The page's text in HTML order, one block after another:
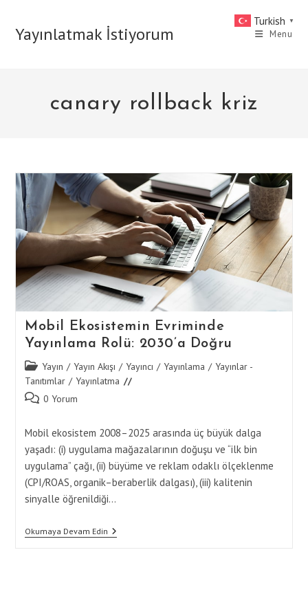
contentYayınlatmak İstiyorum Menu
canary rollback kriz
Mobil Ekosistemin Evriminde
Yayınlama Rolü: 2030’a Doğru
Post
category:
Yayın / Yayın Akışı / Yayıncı / Yayınlama / Yayınlar -
Tanıtımlar / Yayınlatma
Post 0 Yorum
Mobil ekosistem 2008–2025 arasında üç büyük dalga
yaşadı: (i) uygulama mağazalarının doğuşu ve “ilk bin
uygulama” çağı, (ii) büyüme ve reklam odaklı ölçeklenme
(CPI/ROAS, organik–beraberlik dalgası), (iii) kalitenin
sinyalle öğrenildiği…
Okumaya Devam EdinMobil
Turkish ▼